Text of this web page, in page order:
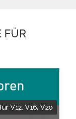
FÜR
V12, V16, V20